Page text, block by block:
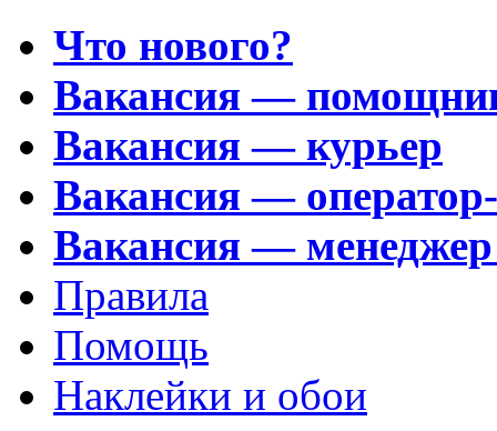
Что нового?
Вакансия —
Вакансия — курьер
Вакансия —
Вакансия —
Правила
Помощь
Наклейки и обои